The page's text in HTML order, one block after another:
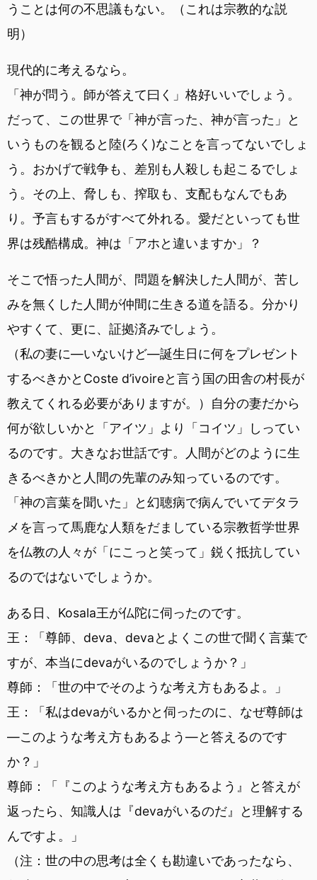
うことは何の不思議もない。（これは宗教的な説
明）
現代的に考えるなら。
「神が問う。師が答えて曰く」格好いいでしょう。
だって、この世界で「神が言った、神が言った」と
いうものを観ると陸(ろく)なことを言ってないでしょ
う。おかげで戦争も、差別も人殺しも起こるでしょ
う。その上、脅しも、搾取も、支配もなんでもあ
り。予言もするがすべて外れる。愛だといっても世
界は残酷構成。神は「アホと違いますか」？
そこで悟った人間が、問題を解決した人間が、苦し
みを無くした人間が仲間に生きる道を語る。分かり
やすくて、更に、証拠済みでしょう。
（私の妻に―いないけど―誕生日に何をプレゼント
するべきかとCoste d’ivoireと言う国の田舎の村長が
教えてくれる必要がありますが。）自分の妻だから
何が欲しいかと「アイツ」より「コイツ」しってい
るのです。大きなお世話です。人間がどのように生
きるべきかと人間の先輩のみ知っているのです。
「神の言葉を聞いた」と幻聴病で病んでいてデタラ
メを言って馬鹿な人類をだましている宗教哲学世界
を仏教の人々が「にこっと笑って」鋭く抵抗してい
るのではないでしょうか。
ある日、Kosala王が仏陀に伺ったのです。
王：「尊師、deva、devaとよくこの世で聞く言葉で
すが、本当にdevaがいるのでしょうか？」
尊師：「世の中でそのような考え方もあるよ。」
王：「私はdevaがいるかと伺ったのに、なぜ尊師は
―このような考え方もあるよう―と答えるのです
か？」
尊師：「『このような考え方もあるよう』と答えが
返ったら、知識人は『devaがいるのだ』と理解する
んですよ。」
（注：世の中の思考は全くも勘違いであったなら、